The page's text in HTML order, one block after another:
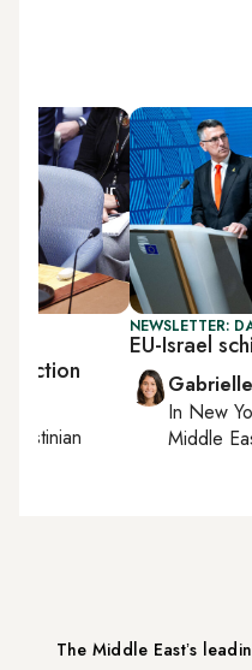
NEWSLETTER:
EU-Israel
In New
Middle
action
The Middle Eastʼs